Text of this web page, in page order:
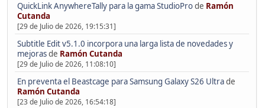
QuickLink AnywhereTally para la gama StudioProde Ramón
Cutanda
[29 de Julio de 2026, 19:15:31]
Subtitle Edit v5.1.0 incorpora una larga lista de novedades y
mejorasde Ramón Cutanda
[29 de Julio de 2026, 11:08:10]
En preventa el Beastcage para Samsung Galaxy S26 Ultrade
Ramón Cutanda
[23 de Julio de 2026, 16:54:18]